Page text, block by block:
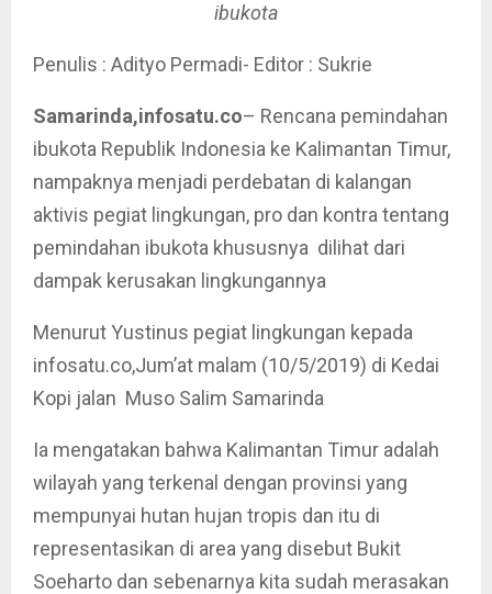
ibukota
Penulis : Adityo Permadi- Editor : Sukrie
Samarinda,infosatu.co– Rencana pemindahan
ibukota Republik Indonesia ke Kalimantan Timur,
nampaknya menjadi perdebatan di kalangan
aktivis pegiat lingkungan, pro dan kontra tentang
pemindahan ibukota khususnya dilihat dari
dampak kerusakan lingkungannya
Menurut Yustinus pegiat lingkungan kepada
infosatu.co,Jum’at malam (10/5/2019) di Kedai
Kopi jalan Muso Salim Samarinda
Ia mengatakan bahwa Kalimantan Timur adalah
wilayah yang terkenal dengan provinsi yang
mempunyai hutan hujan tropis dan itu di
representasikan di area yang disebut Bukit
Soeharto dan sebenarnya kita sudah merasakan